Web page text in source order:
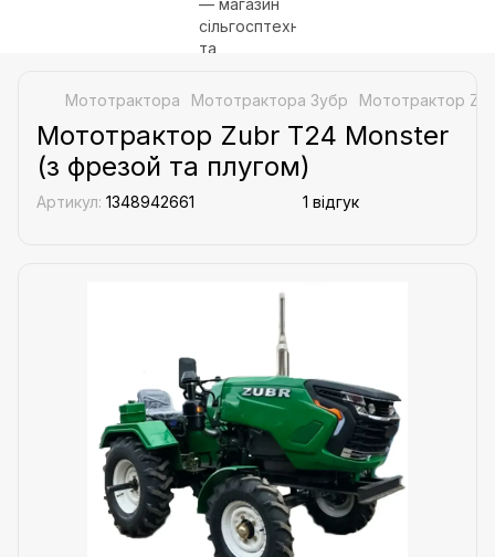
Мототрактора Мототрактора Зубр Мототрактор
Мототрактор Zubr T24 Monster
(з фрезой та плугом)
Артикул: 1348942661 1 відгук